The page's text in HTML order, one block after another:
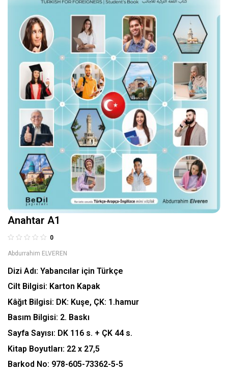
Anahtar A1
0
Abdurrahim ELVEREN
Dizi Adı: Yabancılar için Türkçe
Cilt Bilgisi: Karton Kapak
Kâğıt Bilgisi: DK: Kuşe, ÇK: 1.hamur
Basım Bilgisi: 2. Baskı
Sayfa Sayısı: DK 116 s. + ÇK 44 s.
Kitap Boyutları: 22 x 27,5
Barkod No: 978-605-73362-5-5